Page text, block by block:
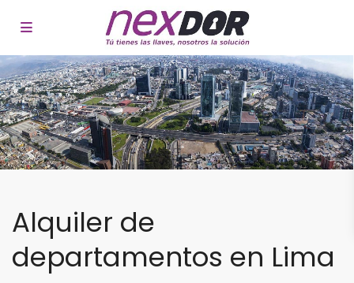
Alquiler de
departamentos en Lima